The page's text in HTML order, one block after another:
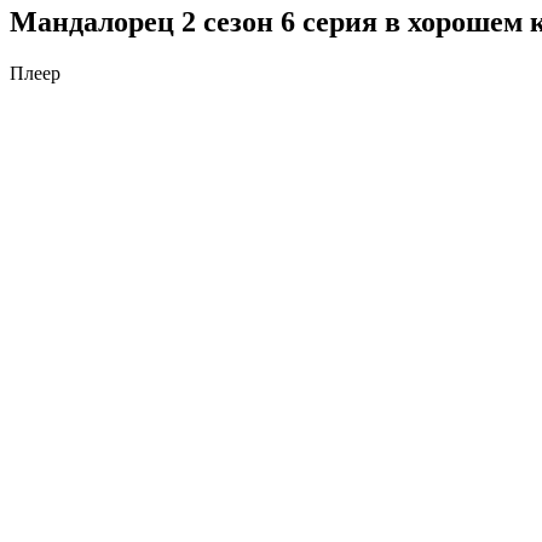
Мандалорец 2 сезон 6 серия в хорошем
Плеер